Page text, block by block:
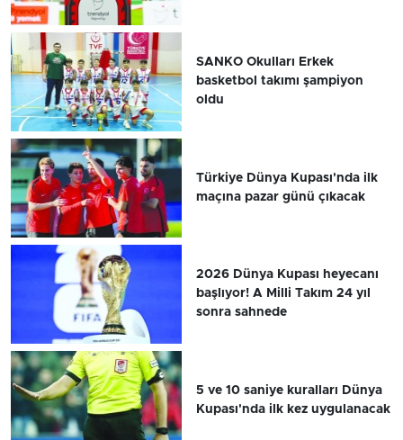
SANKO Okulları Erkek
basketbol takımı şampiyon
oldu
Türkiye Dünya Kupası'nda ilk
maçına pazar günü çıkacak
2026 Dünya Kupası heyecanı
başlıyor! A Milli Takım 24 yıl
sonra sahnede
5 ve 10 saniye kuralları Dünya
Kupası'nda ilk kez uygulanacak